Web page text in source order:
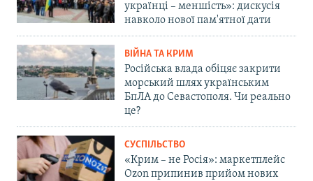
українці – меншість»: дискусія
навколо нової пам'ятної дати
ВІЙНА ТА КРИМ
Російська влада обіцяє закрити
морський шлях українським
БпЛА до Севастополя. Чи реально
це?
СУСПІЛЬСТВО
«Крим – не Росія»: маркетплейс
Ozon припинив прийом нових